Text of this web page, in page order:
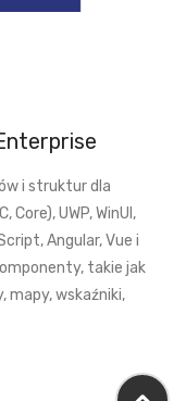
zł
i struktur dla
Core), UWP, WinUI,
Angular, Vue i
takie jak
mapy, wskaźniki,